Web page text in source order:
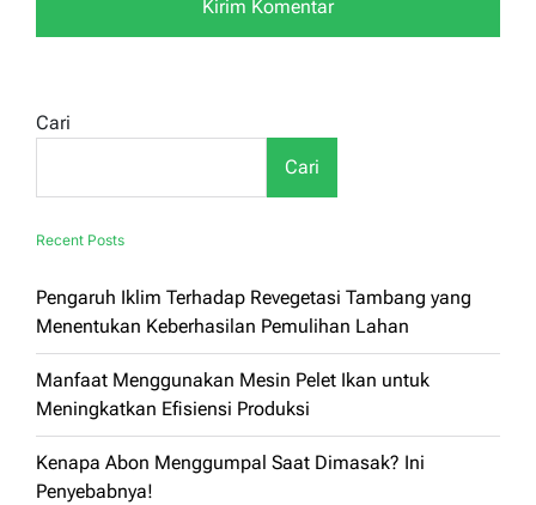
Cari
Cari
Recent Posts
Pengaruh Iklim Terhadap Revegetasi Tambang yang
Menentukan Keberhasilan Pemulihan Lahan
Manfaat Menggunakan Mesin Pelet Ikan untuk
Meningkatkan Efisiensi Produksi
Kenapa Abon Menggumpal Saat Dimasak? Ini
Penyebabnya!